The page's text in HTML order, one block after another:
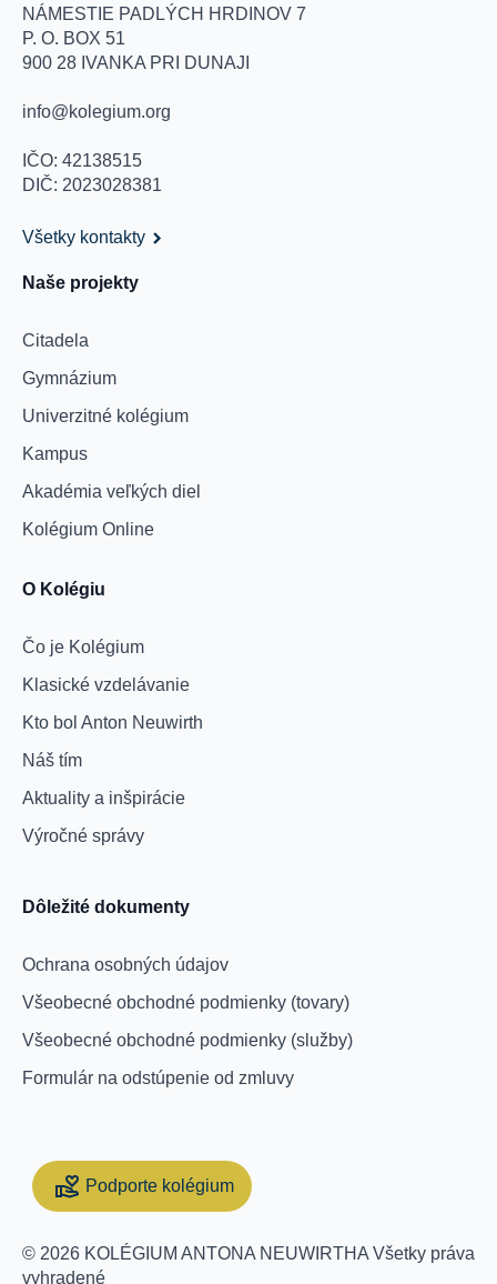
NÁMESTIE PADLÝCH HRDINOV 7
P. O. BOX 51
900 28 IVANKA PRI DUNAJI
info@kolegium.org
IČO: 42138515
DIČ: 2023028381
Všetky kontakty
Naše projekty
Citadela
Gymnázium
Univerzitné kolégium
Kampus
Akadémia veľkých diel
Kolégium Online
O Kolégiu
Čo je Kolégium
Klasické vzdelávanie
Kto bol Anton Neuwirth
Náš tím
Aktuality a inšpirácie
Výročné správy
Dôležité dokumenty
Ochrana osobných údajov
Všeobecné obchodné podmienky (tovary)
Všeobecné obchodné podmienky (služby)
Formulár na odstúpenie od zmluvy
Podporte kolégium
© 2026 KOLÉGIUM ANTONA NEUWIRTHA Všetky práva
vyhradené